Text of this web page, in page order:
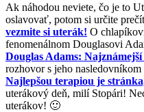
Ak náhodou neviete, čo je to
oslavovať, potom si určite
vezmite si uterák! O
fenomenálnom Douglasovi
Douglas Adams:
rozhovor s jeho
Najlepšou terapiou je
uterákový deň, milí Stopári!
uterákov! 🙂